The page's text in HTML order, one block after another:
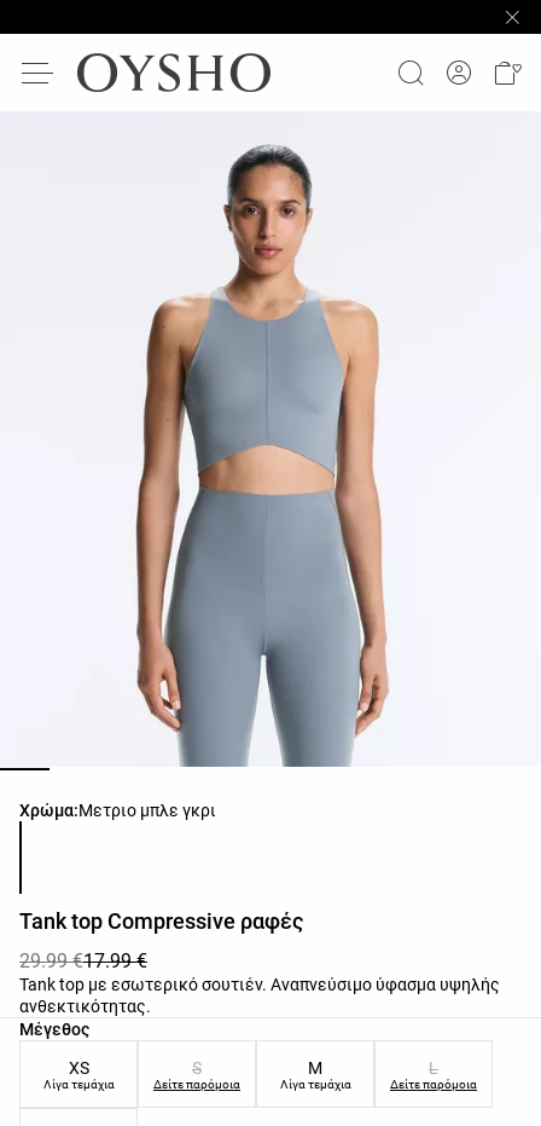
Χρώμα:Μετριο μπλε γκρι
Λίστα χρωμάτων προϊόντος
Tank top Compressive ραφές
29.99 €17.99 €
Tank top με εσωτερικό σουτιέν. Αναπνεύσιμο ύφασμα υψηλής
ανθεκτικότητας.
Μέγεθος
Λίστα μεγεθών προϊόντος
XS
Λίγα τεμάχια
S
Δείτε παρόμοια
M
Λίγα τεμάχια
L
Δείτε παρόμοια